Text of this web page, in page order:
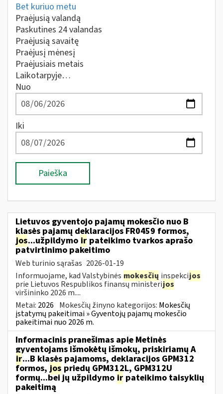
Bet kuriuo metu
Praėjusią valandą
Paskutines 24 valandas
Praėjusią savaitę
Praėjusį mėnesį
Praėjusiais metais
Laikotarpyje…
Nuo
Iki
Paieška
Lietuvos gyventojo pajamų mokesčio nuo B
klasės pajamų deklaracijos FR0459 formos,
jos...užpildymo ir pateikimo tvarkos aprašo
patvirtinimo pakeitimo
Web turinio sąrašas 2026-01-19
Informuojame, kad Valstybinės mokesčių inspekcijos
prie Lietuvos Respublikos finansų ministerijos
viršininko 2026 m....
Metai: 2026 Mokesčių žinyno kategorijos: Mokesčių
įstatymų pakeitimai » Gyventojų pajamų mokesčio
pakeitimai nuo 2026 m.
Informacinis pranešimas apie Metinės
gyventojams išmokėtų išmokų, priskiriamų A
ir...B klasės pajamoms, deklaracijos GPM312
formos, jos priedų GPM312L, GPM312U
formų...bei jų užpildymo ir pateikimo taisyklių
pakeitimą